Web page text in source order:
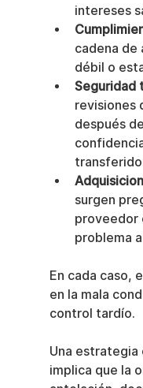
intereses
cadena de
débil o
Seguridad
revisiones
después
surgen
proveedor
problema
En cada caso,
en la mala
control tardío.
Una estrategia
implica que la